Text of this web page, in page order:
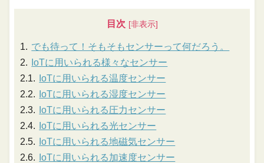
目次
でも待って！そもそもセンサーって何だろう。
IoTに用いられる様々なセンサー
IoTに用いられる温度センサー
IoTに用いられる湿度センサー
IoTに用いられる圧力センサー
IoTに用いられる光センサー
IoTに用いられる地磁気センサー
IoTに用いられる加速度センサー